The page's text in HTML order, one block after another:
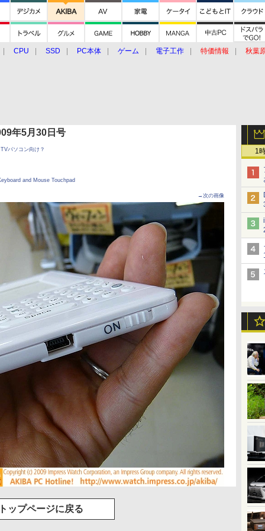
CPU SSD PC本体 ゲーム 電子工作 特価情報
秋葉
1
年5月30日号
パソコン向け？
and Mouse Touchpad
→次の画像
ップページに戻る